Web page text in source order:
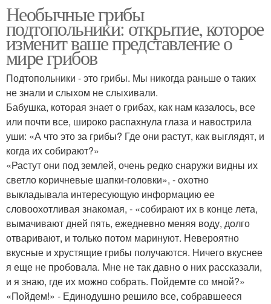
Необычные грибы
подтопольники: открытие, которое
изменит ваше представление о
мире грибов
Подтопольники - это грибы. Мы никогда раньше о таких
не знали и слыхом не слыхивали.
Бабушка, которая знает о грибах, как нам казалось, все
или почти все, широко распахнула глаза и навострила
уши: «А что это за грибы? Где они растут, как выглядят, и
когда их собирают?»
«Растут они под землей, очень редко снаружи видны их
светло коричневые шапки-головки», - охотно
выкладывала интересующую информацию ее
словоохотливая знакомая, - «собирают их в конце лета,
вымачивают дней пять, ежедневно меняя воду, долго
отваривают, и только потом маринуют. Невероятно
вкусные и хрустящие грибы получаются. Ничего вкуснее
я еще не пробовала. Мне не так давно о них рассказали,
и я знаю, где их можно собрать. Пойдемте со мной?»
«Пойдем!» - Единодушно решило все, собравшееся